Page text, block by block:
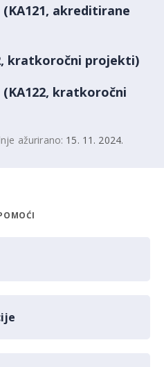
akreditirane
kratkoročni projekti)
kratkoročni
ažurirano: 15. 11. 2024.